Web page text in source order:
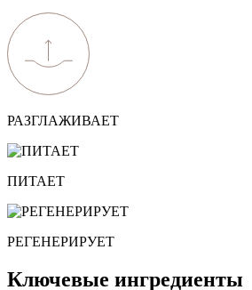
РАЗГЛАЖИВАЕТ
ПИТАЕТ
РЕГЕНЕРИРУЕТ
Ключевые ингредиенты